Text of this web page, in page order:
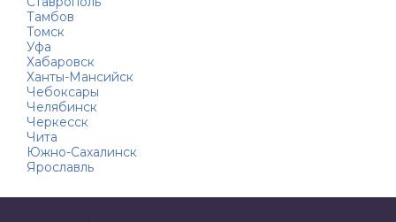
Тамбов
Томск
Уфа
Хабаровск
Ханты-Мансийск
Чебоксары
Челябинск
Черкесск
Чита
Южно-Сахалинск
Ярославль